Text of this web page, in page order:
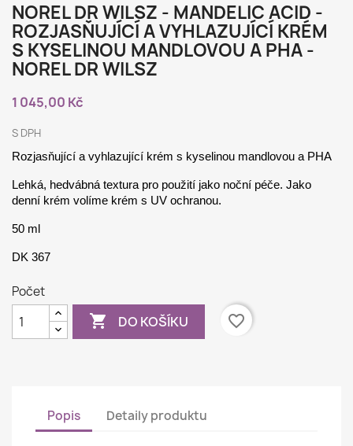
NOREL DR WILSZ - MANDELIC ACID -
ROZJASŇUJÍCÍ A VYHLAZUJÍCÍ KRÉM
S KYSELINOU MANDLOVOU A PHA -
NOREL DR WILSZ
1 045,00 Kč
S DPH
Rozjasňující a vyhlazující krém s kyselinou mandlovou a PHA
Lehká, hedvábná textura pro použití jako noční péče. Jako
denní krém volíme krém s UV ochranou.
50 ml
DK 367
Počet
 DO KOŠÍKU favorite_border
Popis Detaily produktu